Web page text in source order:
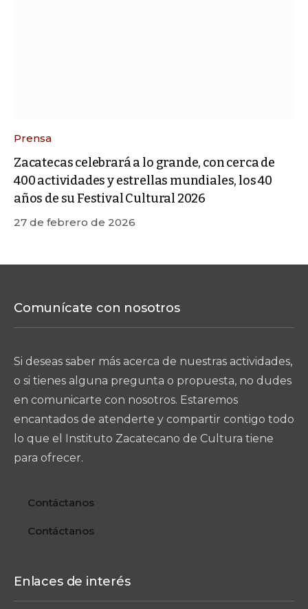
Prensa
Zacatecas celebrará a lo grande, con cerca de
400 actividades y estrellas mundiales, los 40
años de su Festival Cultural 2026
27 de febrero de 2026
Comunícate con nosotros
Si deseas saber más acerca de nuestras actividades,
o si tienes alguna pregunta o propuesta, no dudes
en comunicarte con nosotros. Estaremos
encantados de atenderte y compartir contigo todo
lo que el Instituto Zacatecano de Cultura tiene
para ofrecer.
Contáctanos
Contáctanos
Enlaces de interés